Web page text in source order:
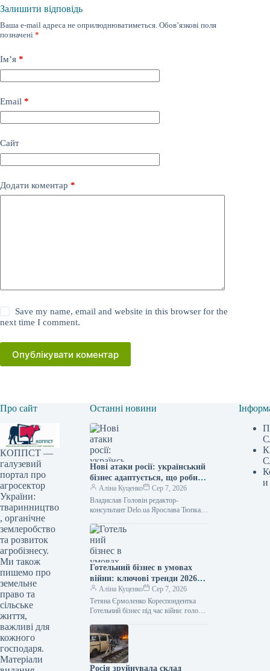
Залишити відповідь
Ваша e-mail адреса не оприлюднюватиметься. Обов’язкові поля
позначені *
Ім’я *
Email *
Сайт
Додати коментар *
Save my name, email and website in this browser for the
next time I comment.
Опублікувати коментар
Про сайт
КОППСТ —
галузевий
портал про
агросектор
України:
тваринництво
, органічне
землеробство
та розвиток
агробізнесу.
Ми також
пишемо про
земельне
право та
сільське
життя,
важливі для
кожного
господаря.
Матеріали
Останні новини
Нові атаки росії: український
бізнес адаптується, що робити
даліАліна Куценко
Сер 7, 2026
Владислав Головін редактор-
консультант Delo.ua Ярослава Тюпка
знищив два логістичних комплекси
"Епіцентру" /
Готельний бізнес в умовах
війни: ключові тренди 2026
рокуАліна Куценко
Сер 7, 2026
Тетяна Єрмоленко Кореспондентка
Готельний бізнес під час війни: головні
Повномасштабне вторгнення завдало
українському готельному
Росія зруйнувала склад
и